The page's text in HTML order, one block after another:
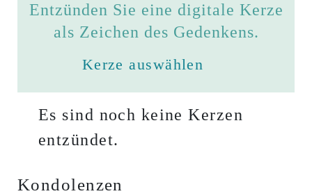
Entzünden Sie eine digitale Kerze
als Zeichen des Gedenkens.
Kerze auswählen
Es sind noch keine Kerzen
entzündet.
Kondolenzen